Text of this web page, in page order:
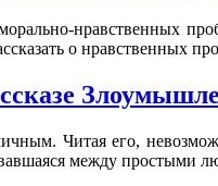
нравственных
о нравственных
Читая его,
между простыми